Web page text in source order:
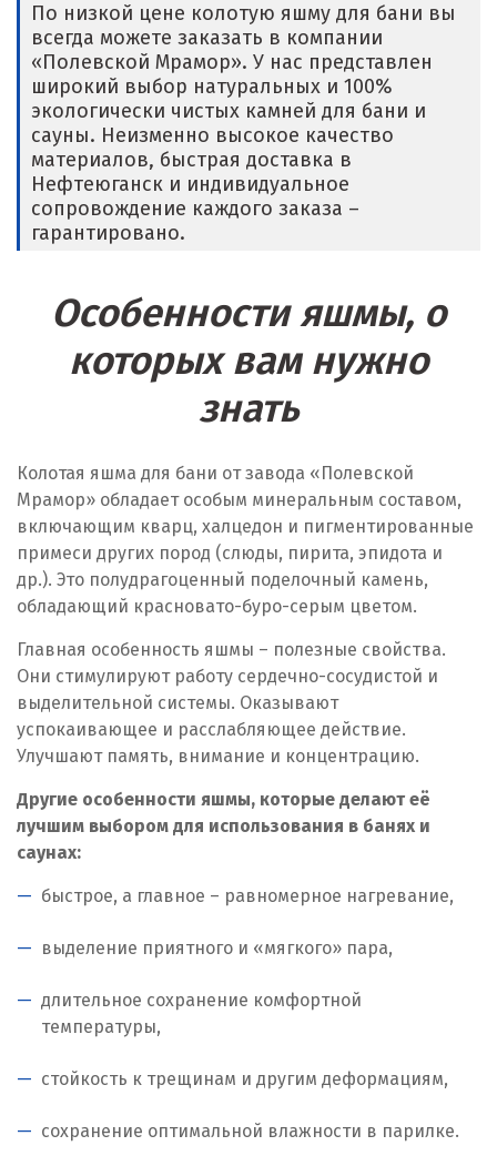
По низкой цене колотую яшму для бани вы
всегда можете заказать в компании
«Полевской Мрамор». У нас представлен
широкий выбор натуральных и 100%
экологически чистых камней для бани и
сауны. Неизменно высокое качество
материалов, быстрая доставка в
Нефтеюганск и индивидуальное
сопровождение каждого заказа –
гарантировано.
Особенности яшмы, о
которых вам нужно
знать
Колотая яшма для бани от завода «Полевской
Мрамор» обладает особым минеральным составом,
включающим кварц, халцедон и пигментированные
примеси других пород (слюды, пирита, эпидота и
др.). Это полудрагоценный поделочный камень,
обладающий красновато-буро-серым цветом.
Главная особенность яшмы – полезные свойства.
Они стимулируют работу сердечно-сосудистой и
выделительной системы. Оказывают
успокаивающее и расслабляющее действие.
Улучшают память, внимание и концентрацию.
Другие особенности яшмы, которые делают её
лучшим выбором для использования в банях и
саунах:
быстрое, а главное – равномерное нагревание,
выделение приятного и «мягкого» пара,
длительное сохранение комфортной
температуры,
стойкость к трещинам и другим деформациям,
сохранение оптимальной влажности в парилке.